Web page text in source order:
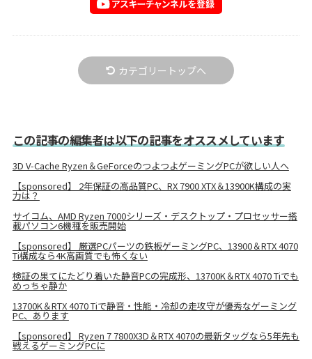
カテゴリートップへ
この記事の編集者は以下の記事をオススメしています
3D V-Cache Ryzen＆GeForceのつよつよゲーミングPCが欲しい人へ
【sponsored】 2年保証の高品質PC、RX 7900 XTX＆13900K構成の実
力は？
サイコム、AMD Ryzen 7000シリーズ・デスクトップ・プロセッサー搭
載パソコン6機種を販売開始
【sponsored】 厳選PCパーツの鉄板ゲーミングPC、13900＆RTX 4070
Ti構成なら4K高画質でも怖くない
検証の果てにたどり着いた静音PCの完成形、13700K＆RTX 4070 Tiでも
めっちゃ静か
13700K＆RTX 4070 Tiで静音・性能・冷却の走攻守が優秀なゲーミング
PC、あります
【sponsored】 Ryzen 7 7800X3D＆RTX 4070の最新タッグなら5年先も
戦えるゲーミングPCに